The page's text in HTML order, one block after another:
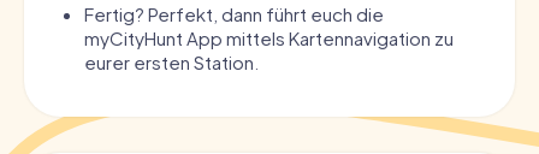
Fertig? Perfekt, dann führt euch die
myCityHunt App mittels Kartennavigation zu
eurer ersten Station.